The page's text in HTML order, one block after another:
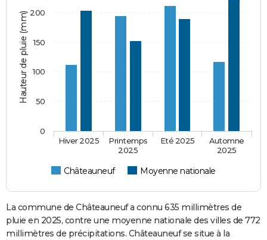
Hauteur de pluie (mm)
Châteauneuf Moyenne nationale
Hiver 2025
Printemps
2025
Eté 2025
Automne
2025
0
50
100
150
200
La commune de Châteauneuf a connu 635 millimètres de
pluie en 2025, contre une moyenne nationale des villes de 772
millimètres de précipitations. Châteauneuf se situe à la